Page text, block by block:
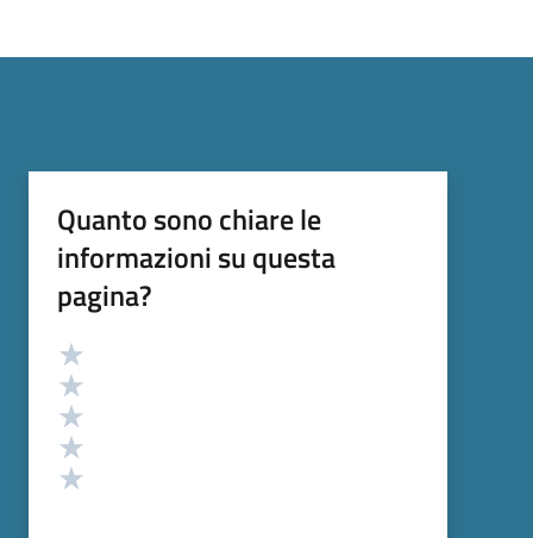
Quanto sono chiare le
informazioni su questa
pagina?
Valutazione